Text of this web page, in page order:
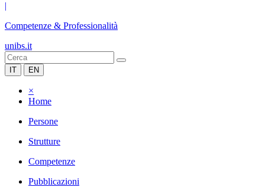
|
Competenze & Professionalità
unibs.it
IT EN
×
Home
Persone
Strutture
Competenze
Pubblicazioni